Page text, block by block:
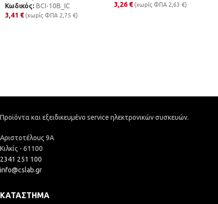
Κωδικός: BCI-10B_IC
3,41 € (χωρίς ΦΠΑ 2,75 €)
3,26 € (χωρίς ΦΠΑ 2,63 €)
Προϊόντα και εξειδικευμένο service ηλεκτρονικών συσκευών.
Αριστοτέλους 9Α
Κιλκίς - 61100
2341 251 100
info@cslab.gr
ΚΑΤΆΣΤΗΜΑ